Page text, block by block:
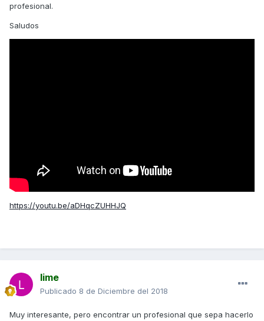
profesional.
Saludos
https://youtu.be/aDHqcZUHHJQ
lime
Publicado 8 de Diciembre del 2018
Muy interesante, pero encontrar un profesional que sepa hacerlo